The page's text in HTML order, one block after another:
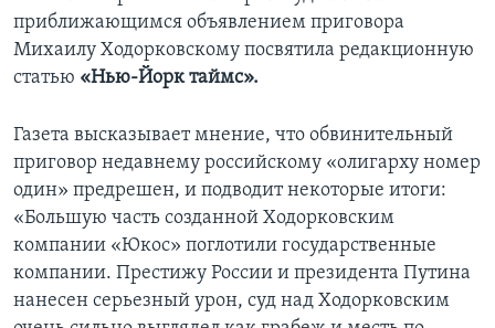
приближающимся объявлением приговора
Михаилу Ходорковскому посвятила редакционную
статью «Нью-Йорк таймс».
Газета высказывает мнение, что обвинительный
приговор недавнему российскому «олигарху номер
один» предрешен, и подводит некоторые итоги:
«Большую часть созданной Ходорковским
компании «Юкос» поглотили государственные
компании. Престижу России и президента Путина
нанесен серьезный урон, суд над Ходорковским